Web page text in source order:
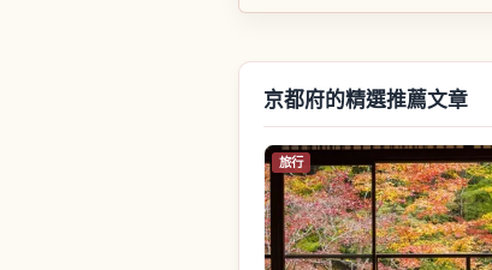
京都府的精選推薦文章
旅行